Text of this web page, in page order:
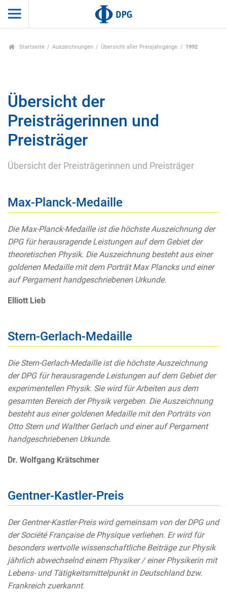
Startseite Auszeichnungen Übersicht aller Preisjahrgänge 1992
Übersicht der
Preisträgerinnen und
Preisträger
Übersicht der Preisträgerinnen und Preisträger
Max-Planck-Medaille
Die Max-Planck-Medaille ist die höchste Auszeichnung der
DPG für herausragende Leistungen auf dem Gebiet der
theoretischen Physik. Die Auszeichnung besteht aus einer
goldenen Medaille mit dem Porträt Max Plancks und einer
auf Pergament handgeschriebenen Urkunde.
Elliott Lieb
Stern-Gerlach-Medaille
Die Stern-Gerlach-Medaille ist die höchste Auszeichnung
der DPG für herausragende Leistungen auf dem Gebiet der
experimentellen Physik. Sie wird für Arbeiten aus dem
gesamten Bereich der Physik vergeben. Die Auszeichnung
besteht aus einer goldenen Medaille mit den Porträts von
Otto Stern und Walther Gerlach und einer auf Pergament
handgeschriebenen Urkunde.
Dr. Wolfgang Krätschmer
Gentner-Kastler-Preis
Der Gentner-Kastler-Preis wird gemeinsam von der DPG und
der Société Française de Physique verliehen. Er wird für
besonders wertvolle wissenschaftliche Beiträge zur Physik
jährlich abwechselnd einem Physiker / einer Physikerin mit
Lebens- und Tätigkeitsmittelpunkt in Deutschland bzw.
Frankreich zuerkannt.